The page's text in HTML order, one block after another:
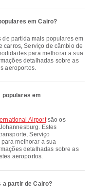
em Cairo?
partida mais populares em
carros, Serviço de câmbio de
para melhorar a sua
detalhadas sobre as
aeroportos.
populares em
Airportsão os
Estes
Serviço
melhorar a sua
detalhadas sobre as
aeroportos.
a partir de Cairo?